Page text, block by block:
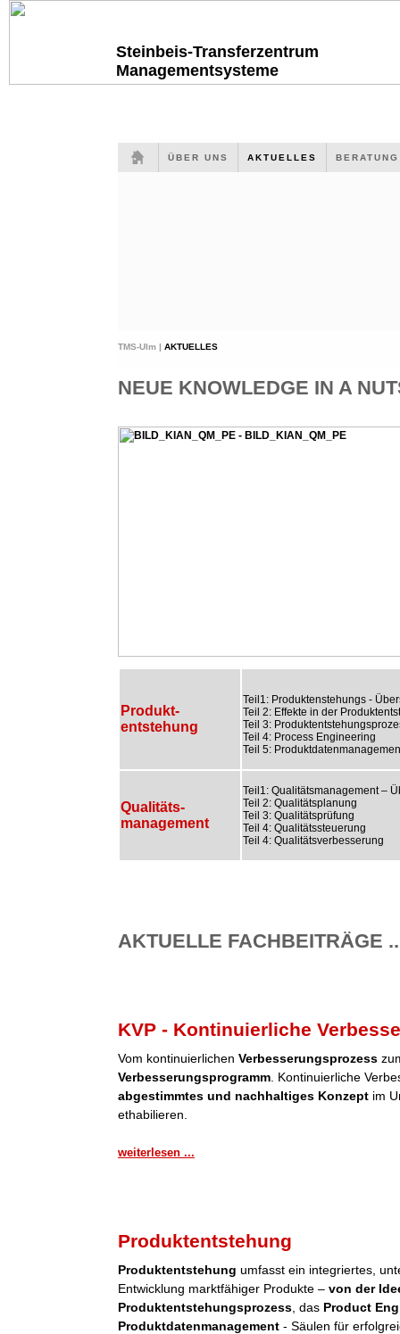
Steinbeis-Transferzentrum
Managementsysteme
ÜBER UNS AKTUELLES
TMS-Ulm | AKTUELLES
NEUE KNOWLEDGE IN A
Produkt-
entstehung
Teil1: Produktenstehungs -
Teil 2: Effekte in der
Teil 3:
Teil 4: Process Engineering
Teil 5:
Qualitäts-
management
Teil1: Qualitätsmanagement –
Teil 2: Qualitätsplanung
Teil 3: Qualitätsprüfung
Teil 4: Qualitätssteuerung
Teil 4: Qualitätsverbesserung
AKTUELLE FACHBEITRÄGE
KVP - Kontinuierliche
Vom kontinuierlichen Verbesserungsprozess
Verbesserungsprogramm . Kontinuierliche
abgestimmtes und nachhaltiges Konzept im
ethabilieren.
weiterlesen ...
Produktentstehung
Produktentstehung umfasst ein integriertes,
Entwicklung marktfähiger Produkte – von der
Produktentstehungsprozess , das Product
Produktdatenmanagement - Säulen für